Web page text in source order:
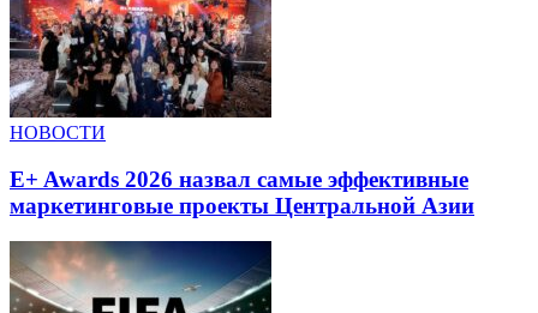
НОВОСТИ
E+ Awards 2026 назвал самые эффективные
маркетинговые проекты Центральной Азии